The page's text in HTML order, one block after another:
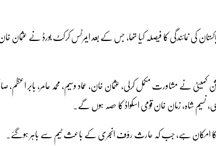
کی نمائندگی کا فیصلہ کیا تھا، جس کے بعد ایمرٹس کرکٹ بورڈ نے عثمان
نے مشاورت مکمل کرلی، عثمان خان، عماد وسیم، محمد عامر، بابر اعظم،
نسیم شاہ، زمان خان قومی اسکواڈ کا حصہ ہوں گے۔
بننے کا امکان ہے، جب کہ حارث رؤف انجری کے باعث ٹیم سے باہر ہوگئے۔